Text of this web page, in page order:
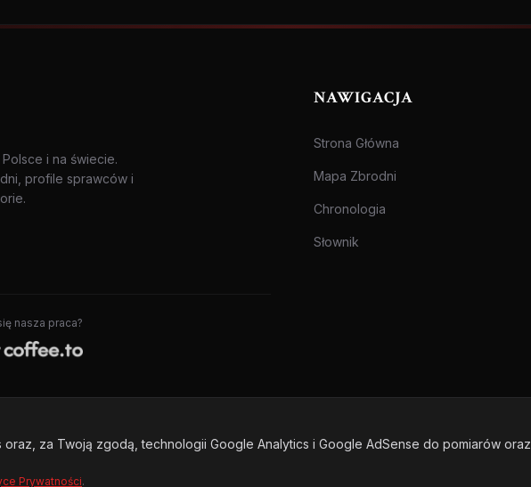
i na świecie.
profile sprawców i
nasza praca?
NAWIGACJA
Strona Główna
Mapa Zbrodni
Chronologia
Słownik
prawa zastrzeżone.
za Twoją zgodą, technologii Google Analytics i Google AdSense do pomiarów oraz
Prywatności.